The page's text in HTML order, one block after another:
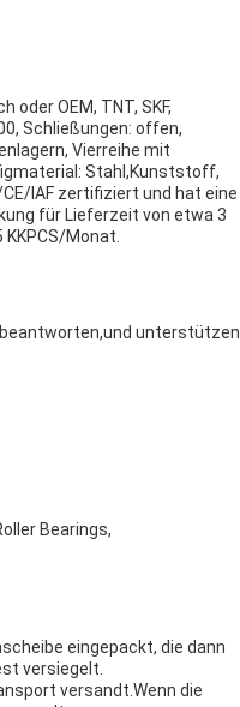
OEM, TNT, SKF,
Schließungen: offen,
Vierreihe mit
Stahl,Kunststoff,
IAF zertifiziert und hat eine
für Lieferzeit von etwa 3
Monat.
beantworten,und unterstützen
Bearings,
eingepackt, die dann
versiegelt.
versandt.Wenn die